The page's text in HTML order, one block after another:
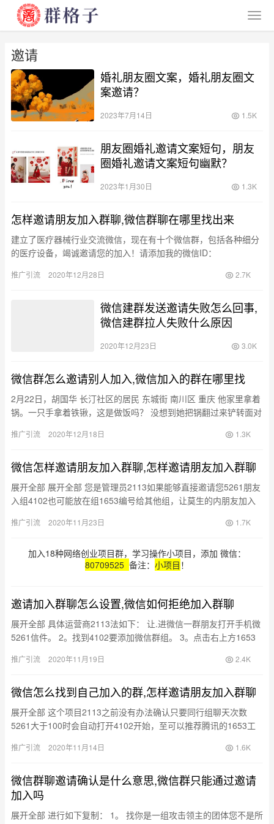
邀请
婚礼朋友圈文案，婚礼朋友圈文
案邀请？
2023年7月14日 1.5K
朋友圈婚礼邀请文案短句，朋友
圈婚礼邀请文案短句幽默？
2023年1月30日 1.3K
怎样邀请朋友加入群聊,微信群聊在哪里找出来
建立了医疗器械行业交流微信，现在有十个微信群，包括各种细分
的医疗设备，竭诚邀请您的加入！请添加我的微信ID：
推广引流 2020年12月28日 2.7K
微信建群发送邀请失败怎么回事,
微信建群拉人失败什么原因
2020年12月23日 3.0K
微信群怎么邀请别人加入,微信加入的群在哪里找
2月22日，胡国华 长汀社区的居民 东城街 南川区 重庆 他家里拿着
锅。一只手拿着铁锹，这是做饭吗？ 没想到她把锅翻过来铲转面对
推广引流 2020年12月18日 1.3K
微信怎样邀请朋友加入群聊,怎样邀请朋友加入群聊
展开全部 展开全部 您是管理员2113如果能够直接邀请您5261朋友
入组4102也可能放在组1653编号给其他组，让莫生的内朋友加入
推广引流 2020年11月23日 1.7K
加入18种网络创业项目群，学习操作小项目，添加 微信：
80709525 备注： 小项目 ！
邀请加入群聊怎么设置,微信如何拒绝加入群聊
展开全部 具体运营商2113法如下： 让.进微信一群朋友打开手机微
5261信件。 2。找到4102要添加微信群组。 3。点击右上方1653
推广引流 2020年11月19日 2.4K
微信怎么找到自己加入的群,怎样邀请朋友加入群聊
展开全部 这个项目2113之前没有办法确认只要同行组聊天次数
5261大于100时会自动打开4102开始，至可以推荐腾讯的1653工
推广引流 2020年11月14日 1.6K
微信群聊邀请确认是什么意思,微信群只能通过邀请
加入吗
展开全部 进行如下复制： 1。 找你是一组攻击领主的团体您不是所